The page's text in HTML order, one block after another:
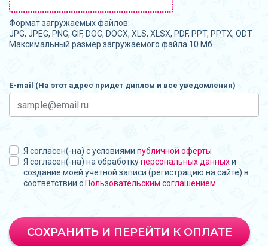
Формат загружаемых файлов:
JPG, JPEG, PNG, GIF, DOC, DOCX, XLS, XLSX, PDF, PPT, PPTX, ODT
Максимальный размер загружаемого файла 10 Мб.
E-mail (На этот адрес придет диплом и все уведомления)
Я согласен(-на) с условиями публичной оферты
Я согласен(-на) на обработкуперсональных данныхи
создание моей учётной записи (регистрацию на сайте) в
соответствии с Пользовательским соглашением
СОХРАНИТЬ И ПЕРЕЙТИ К ОПЛАТЕ